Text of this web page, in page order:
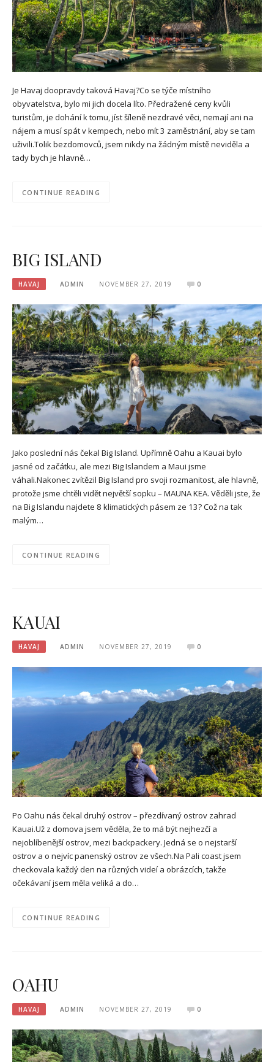
Je Havaj doopravdy taková Havaj?Co se týče místního
obyvatelstva, bylo mi jich docela líto. Předražené ceny kvůli
turistům, je dohání k tomu, jíst šíleně nezdravé věci, nemají ani na
nájem a musí spát v kempech, nebo mít 3 zaměstnání, aby se tam
uživili.Tolik bezdomovců, jsem nikdy na žádným místě neviděla a
tady bych je hlavně…
CONTINUE READING
BIG ISLAND
HAVAJ ADMIN NOVEMBER 27, 2019 0
Jako poslední nás čekal Big Island. Upřímně Oahu a Kauai bylo
jasné od začátku, ale mezi Big Islandem a Maui jsme
váhali.Nakonec zvítězil Big Island pro svoji rozmanitost, ale hlavně,
protože jsme chtěli vidět největší sopku – MAUNA KEA. Věděli jste, že
na Big Islandu najdete 8 klimatických pásem ze 13? Což na tak
malým…
CONTINUE READING
KAUAI
HAVAJ ADMIN NOVEMBER 27, 2019 0
Po Oahu nás čekal druhý ostrov – přezdívaný ostrov zahrad
Kauai.Už z domova jsem věděla, že to má být nejhezčí a
nejoblíbenější ostrov, mezi backpackery. Jedná se o nejstarší
ostrov a o nejvíc panenský ostrov ze všech.Na Pali coast jsem
checkovala každý den na různých videí a obrázcích, takže
očekávaní jsem měla veliká a do…
CONTINUE READING
OAHU
HAVAJ ADMIN NOVEMBER 27, 2019 0